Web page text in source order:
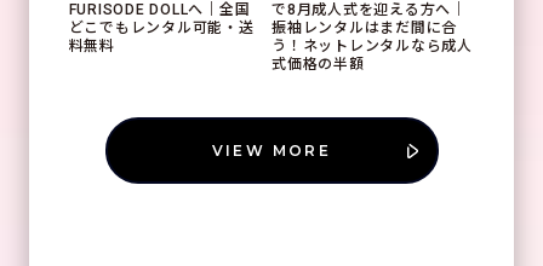
FURISODE DOLLへ｜全国
どこでもレンタル可能・送
料無料
で8月成人式を迎える方へ｜
振袖レンタルはまだ間に合
う！ネットレンタルなら成人
式価格の半額
VIEW MORE